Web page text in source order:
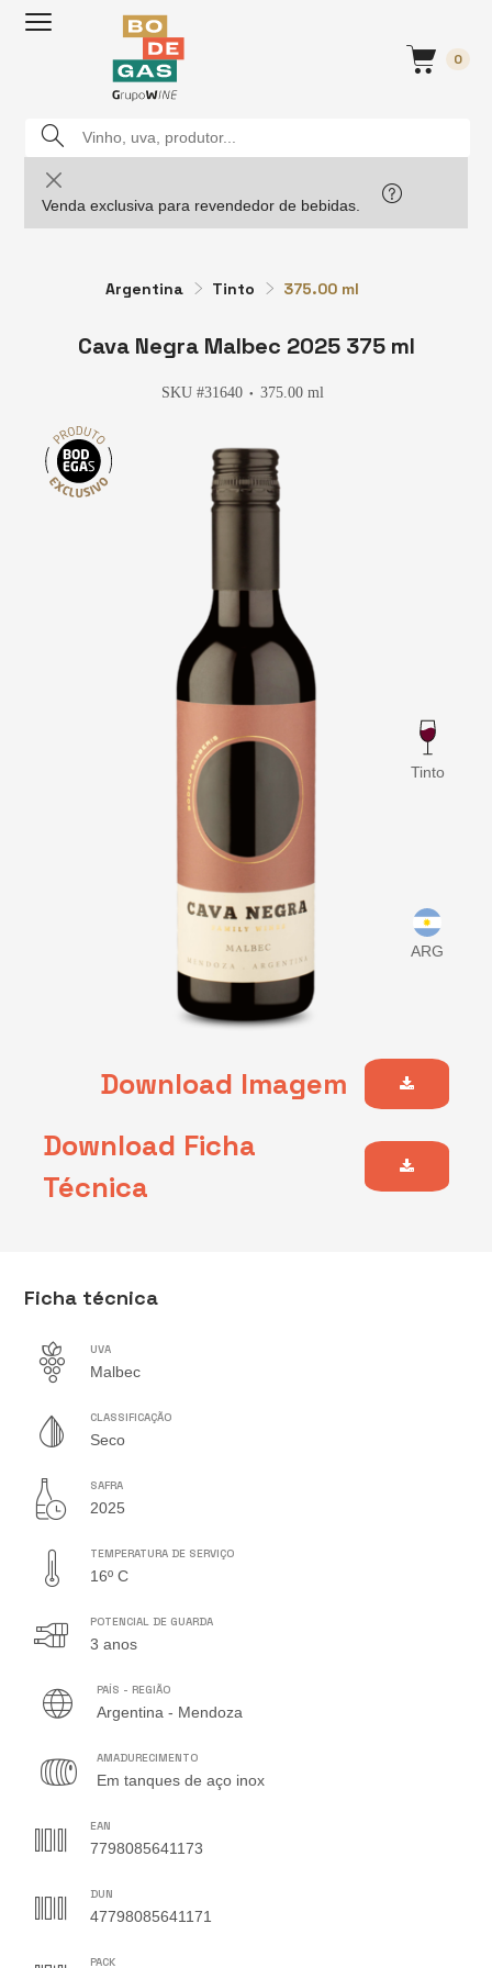
0
Venda exclusiva para revendedor de bebidas.
Argentina Tinto 375.00 ml
Cava Negra Malbec 2025 375 ml
SKU #31640 ● 375.00 ml
Tinto
Download Imagem
Download Ficha
Técnica
Ficha técnica
UVA
Malbec
CLASSIFICAÇÃO
Seco
SAFRA
2025
TEMPERATURA DE SERVIÇO
16º C
POTENCIAL DE GUARDA
3 anos
PAÍS - REGIÃO
Argentina - Mendoza
AMADURECIMENTO
Em tanques de aço inox
EAN
7798085641173
DUN
47798085641171
PACK